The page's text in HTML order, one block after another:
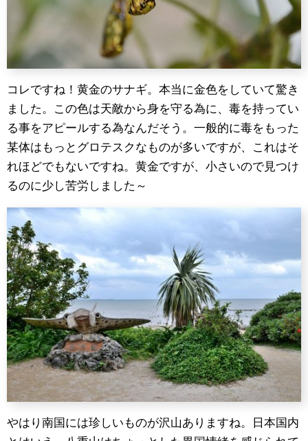
コレですね！黄金のサナギ。本当に金色をしていて驚き
ました。この色は天敵から身を守る為に、毒を持ってい
る事をアピールする為なんだそう。一般的に毒をもった
某体はもっとグロテスクなものが多いですが、これはそ
れほどでもないですね。黄金ですが、小さいので見つけ
るのに少し苦労しました～
やはり南国には珍しいものが沢山ありますね。日本国内